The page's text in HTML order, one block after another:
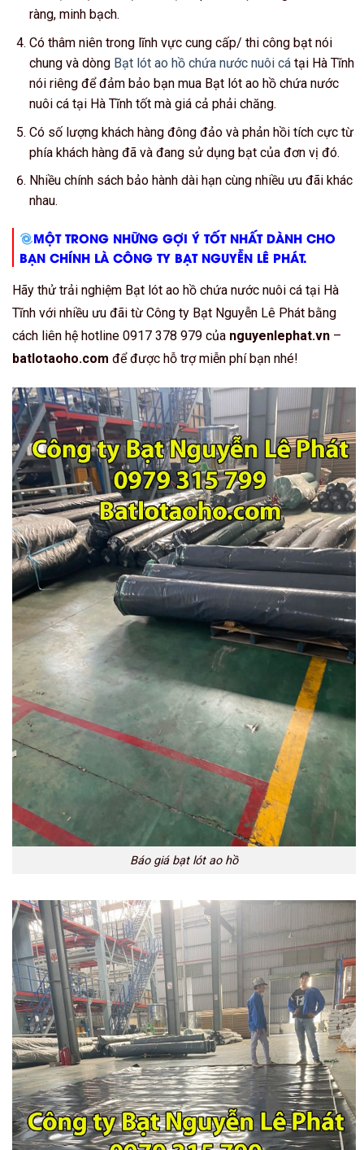
ràng, minh bạch.
Có thâm niên trong lĩnh vực cung cấp/ thi công bạt nói
chung và dòng Bạt lót ao hồ chứa nước nuôi cátại Hà Tĩnh
nói riêng để đảm bảo bạn mua Bạt lót ao hồ chứa nước
nuôi cá tại Hà Tĩnh tốt mà giá cả phải chăng.
Có số lượng khách hàng đông đảo và phản hồi tích cực từ
phía khách hàng đã và đang sử dụng bạt của đơn vị đó.
Nhiều chính sách bảo hành dài hạn cùng nhiều ưu đãi khác
nhau.
MỘT TRONG NHỮNG GỢI Ý TỐT NHẤT DÀNH CHO
BẠN CHÍNH LÀ CÔNG TY BẠT NGUYỄN LÊ PHÁT.
Hãy thử trải nghiệm Bạt lót ao hồ chứa nước nuôi cá tại Hà
Tĩnh với nhiều ưu đãi từ Công ty Bạt Nguyễn Lê Phát bằng
cách liên hệ hotline 0917 378 979 của nguyenlephat.vn –
batlotaoho.com để được hỗ trợ miễn phí bạn nhé!
Báo giá bạt lót ao hồ